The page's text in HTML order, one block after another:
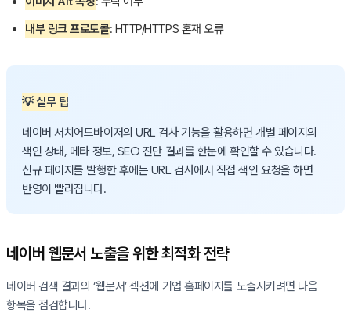
내부 링크 프로토콜: HTTP/HTTPS 혼재 오류
💡 실무 팁
네이버 서치어드바이저의 URL 검사 기능을 활용하면 개별 페이지의
색인 상태, 메타 정보, SEO 진단 결과를 한눈에 확인할 수 있습니다.
신규 페이지를 발행한 후에는 URL 검사에서 직접 색인 요청을 하면
반영이 빨라집니다.
네이버 웹문서 노출을 위한 최적화 전략
네이버 검색 결과의 ‘웹문서’ 섹션에 기업 홈페이지를 노출시키려면 다음
항목을 점검합니다.